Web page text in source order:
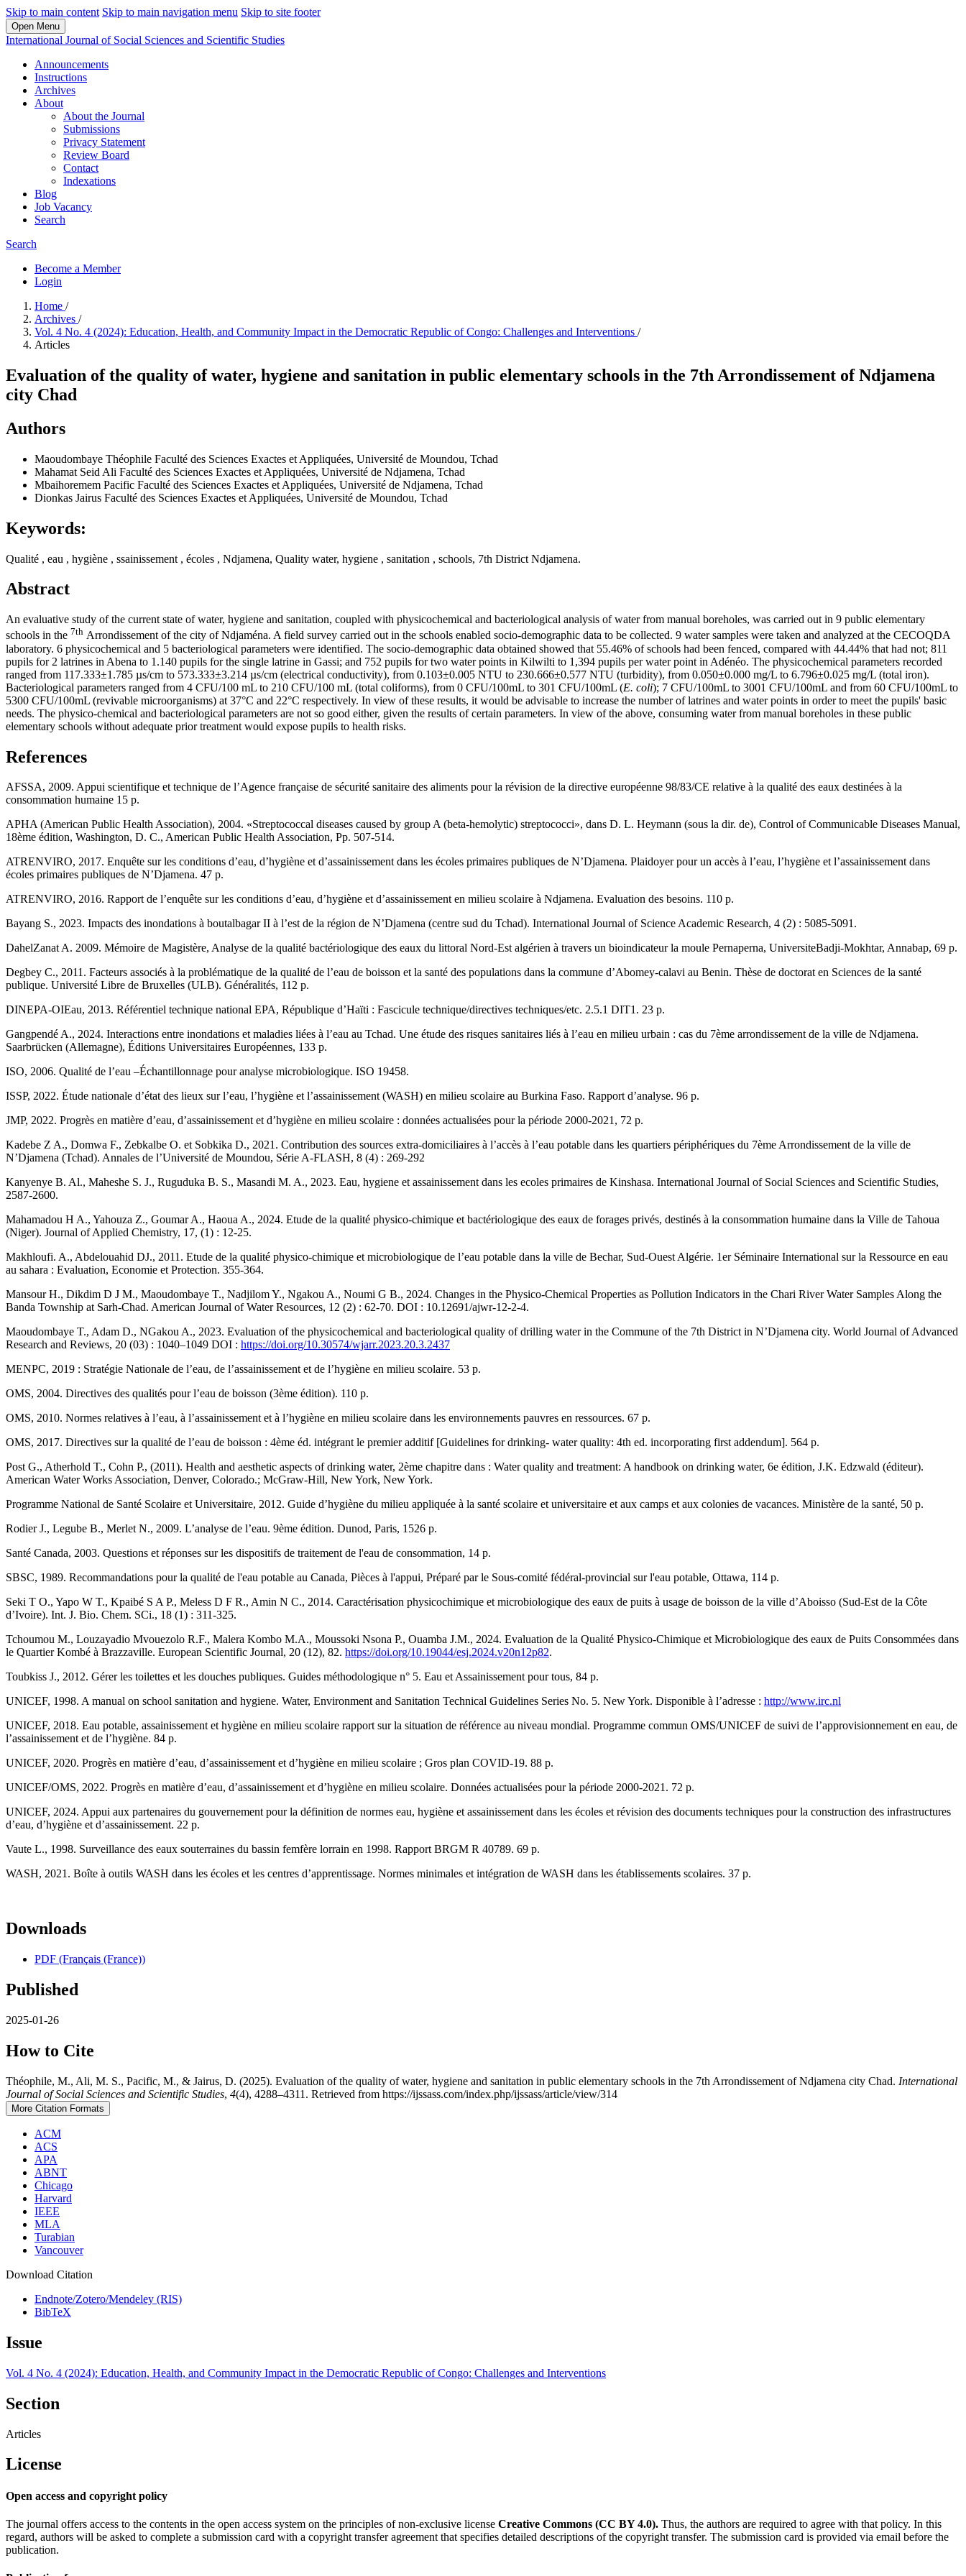
Skip to main content Skip to main navigation menu Skip to site footer
Open Menu
International Journal of Social Sciences and Scientific Studies
Announcements
Instructions
Archives
About
About the Journal
Submissions
Privacy Statement
Review Board
Contact
Indexations
Blog
Job Vacancy
Search
Search
Become a Member
Login
Home /
Archives /
Vol. 4 No. 4 (2024): Education, Health, and Community Impact in the Democratic Republic of Congo: Challenges and Interventions /
Articles
Evaluation of the quality of water, hygiene and sanitation in public elementary schools in the 7th Arrondissement of Ndjamena
city Chad
Authors
Maoudombaye Théophile Faculté des Sciences Exactes et Appliquées, Université de Moundou, Tchad
Mahamat Seid Ali Faculté des Sciences Exactes et Appliquées, Université de Ndjamena, Tchad
Mbaihoremem Pacific Faculté des Sciences Exactes et Appliquées, Université de Ndjamena, Tchad
Dionkas Jairus Faculté des Sciences Exactes et Appliquées, Université de Moundou, Tchad
Keywords:
Qualité , eau , hygiène , ssainissement , écoles , Ndjamena, Quality water, hygiene , sanitation , schools, 7th District Ndjamena.
Abstract
An evaluative study of the current state of water, hygiene and sanitation, coupled with physicochemical and bacteriological analysis of water from manual boreholes, was carried out in 9 public elementary
schools in the 7th Arrondissement of the city of Ndjaména. A field survey carried out in the schools enabled socio-demographic data to be collected. 9 water samples were taken and analyzed at the CECOQDA
laboratory. 6 physicochemical and 5 bacteriological parameters were identified. The socio-demographic data obtained showed that 55.46% of schools had been fenced, compared with 44.44% that had not; 811
pupils for 2 latrines in Abena to 1.140 pupils for the single latrine in Gassi; and 752 pupils for two water points in Kilwilti to 1,394 pupils per water point in Adénéo. The physicochemical parameters recorded
ranged from 117.333±1.785 µs/cm to 573.333±3.214 µs/cm (electrical conductivity), from 0.103±0.005 NTU to 230.666±0.577 NTU (turbidity), from 0.050±0.000 mg/L to 6.796±0.025 mg/L (total iron).
Bacteriological parameters ranged from 4 CFU/100 mL to 210 CFU/100 mL (total coliforms), from 0 CFU/100mL to 301 CFU/100mL (E. coli); 7 CFU/100mL to 3001 CFU/100mL and from 60 CFU/100mL to
5300 CFU/100mL (revivable microorganisms) at 37°C and 22°C respectively. In view of these results, it would be advisable to increase the number of latrines and water points in order to meet the pupils' basic
needs. The physico-chemical and bacteriological parameters are not so good either, given the results of certain parameters. In view of the above, consuming water from manual boreholes in these public
elementary schools without adequate prior treatment would expose pupils to health risks.
References
AFSSA, 2009. Appui scientifique et technique de l’Agence française de sécurité sanitaire des aliments pour la révision de la directive européenne 98/83/CE relative à la qualité des eaux destinées à la
consommation humaine 15 p.
APHA (American Public Health Association), 2004. «Streptococcal diseases caused by group A (beta-hemolytic) streptococci», dans D. L. Heymann (sous la dir. de), Control of Communicable Diseases Manual,
18ème édition, Washington, D. C., American Public Health Association, Pp. 507-514.
ATRENVIRO, 2017. Enquête sur les conditions d’eau, d’hygiène et d’assainissement dans les écoles primaires publiques de N’Djamena. Plaidoyer pour un accès à l’eau, l’hygiène et l’assainissement dans
écoles primaires publiques de N’Djamena. 47 p.
ATRENVIRO, 2016. Rapport de l’enquête sur les conditions d’eau, d’hygiène et d’assainissement en milieu scolaire à Ndjamena. Evaluation des besoins. 110 p.
Bayang S., 2023. Impacts des inondations à boutalbagar II à l’est de la région de N’Djamena (centre sud du Tchad). International Journal of Science Academic Research, 4 (2) : 5085-5091.
DahelZanat A. 2009. Mémoire de Magistère, Analyse de la qualité bactériologique des eaux du littoral Nord-Est algérien à travers un bioindicateur la moule Pernaperna, UniversiteBadji-Mokhtar, Annabap, 69 p.
Degbey C., 2011. Facteurs associés à la problématique de la qualité de l’eau de boisson et la santé des populations dans la commune d’Abomey-calavi au Benin. Thèse de doctorat en Sciences de la santé
publique. Université Libre de Bruxelles (ULB). Généralités, 112 p.
DINEPA-OIEau, 2013. Référentiel technique national EPA, République d’Haïti : Fascicule technique/directives techniques/etc. 2.5.1 DIT1. 23 p.
Gangpendé A., 2024. Interactions entre inondations et maladies liées à l’eau au Tchad. Une étude des risques sanitaires liés à l’eau en milieu urbain : cas du 7ème arrondissement de la ville de Ndjamena.
Saarbrücken (Allemagne), Éditions Universitaires Européennes, 133 p.
ISO, 2006. Qualité de l’eau –Échantillonnage pour analyse microbiologique. ISO 19458.
ISSP, 2022. Étude nationale d’état des lieux sur l’eau, l’hygiène et l’assainissement (WASH) en milieu scolaire au Burkina Faso. Rapport d’analyse. 96 p.
JMP, 2022. Progrès en matière d’eau, d’assainissement et d’hygiène en milieu scolaire : données actualisées pour la période 2000-2021, 72 p.
Kadebe Z A., Domwa F., Zebkalbe O. et Sobkika D., 2021. Contribution des sources extra-domiciliaires à l’accès à l’eau potable dans les quartiers périphériques du 7ème Arrondissement de la ville de
N’Djamena (Tchad). Annales de l’Université de Moundou, Série A-FLASH, 8 (4) : 269-292
Kanyenye B. Al., Maheshe S. J., Ruguduka B. S., Masandi M. A., 2023. Eau, hygiene et assainissement dans les ecoles primaires de Kinshasa. International Journal of Social Sciences and Scientific Studies,
2587-2600.
Mahamadou H A., Yahouza Z., Goumar A., Haoua A., 2024. Etude de la qualité physico-chimique et bactériologique des eaux de forages privés, destinés à la consommation humaine dans la Ville de Tahoua
(Niger). Journal of Applied Chemistry, 17, (1) : 12-25.
Makhloufi. A., Abdelouahid DJ., 2011. Etude de la qualité physico-chimique et microbiologique de l’eau potable dans la ville de Bechar, Sud-Ouest Algérie. 1er Séminaire International sur la Ressource en eau
au sahara : Evaluation, Economie et Protection. 355-364.
Mansour H., Dikdim D J M., Maoudombaye T., Nadjilom Y., Ngakou A., Noumi G B., 2024. Changes in the Physico-Chemical Properties as Pollution Indicators in the Chari River Water Samples Along the
Banda Township at Sarh-Chad. American Journal of Water Resources, 12 (2) : 62-70. DOI : 10.12691/ajwr-12-2-4.
Maoudombaye T., Adam D., NGakou A., 2023. Evaluation of the physicochemical and bacteriological quality of drilling water in the Commune of the 7th District in N’Djamena city. World Journal of Advanced
Research and Reviews, 20 (03) : 1040–1049 DOI : https://doi.org/10.30574/wjarr.2023.20.3.2437
MENPC, 2019 : Stratégie Nationale de l’eau, de l’assainissement et de l’hygiène en milieu scolaire. 53 p.
OMS, 2004. Directives des qualités pour l’eau de boisson (3ème édition). 110 p.
OMS, 2010. Normes relatives à l’eau, à l’assainissement et à l’hygiène en milieu scolaire dans les environnements pauvres en ressources. 67 p.
OMS, 2017. Directives sur la qualité de l’eau de boisson : 4ème éd. intégrant le premier additif [Guidelines for drinking- water quality: 4th ed. incorporating first addendum]. 564 p.
Post G., Atherhold T., Cohn P., (2011). Health and aesthetic aspects of drinking water, 2ème chapitre dans : Water quality and treatment: A handbook on drinking water, 6e édition, J.K. Edzwald (éditeur).
American Water Works Association, Denver, Colorado.; McGraw-Hill, New York, New York.
Programme National de Santé Scolaire et Universitaire, 2012. Guide d’hygiène du milieu appliquée à la santé scolaire et universitaire et aux camps et aux colonies de vacances. Ministère de la santé, 50 p.
Rodier J., Legube B., Merlet N., 2009. L’analyse de l’eau. 9ème édition. Dunod, Paris, 1526 p.
Santé Canada, 2003. Questions et réponses sur les dispositifs de traitement de l'eau de consommation, 14 p.
SBSC, 1989. Recommandations pour la qualité de l'eau potable au Canada, Pièces à l'appui, Préparé par le Sous-comité fédéral-provincial sur l'eau potable, Ottawa, 114 p.
Seki T O., Yapo W T., Kpaibé S A P., Meless D F R., Amin N C., 2014. Caractérisation physicochimique et microbiologique des eaux de puits à usage de boisson de la ville d’Aboisso (Sud-Est de la Côte
d’Ivoire). Int. J. Bio. Chem. SCi., 18 (1) : 311-325.
Tchoumou M., Louzayadio Mvouezolo R.F., Malera Kombo M.A., Moussoki Nsona P., Ouamba J.M., 2024. Evaluation de la Qualité Physico-Chimique et Microbiologique des eaux de Puits Consommées dans
le Quartier Kombé à Brazzaville. European Scientific Journal, 20 (12), 82. https://doi.org/10.19044/esj.2024.v20n12p82.
Toubkiss J., 2012. Gérer les toilettes et les douches publiques. Guides méthodologique n° 5. Eau et Assainissement pour tous, 84 p.
UNICEF, 1998. A manual on school sanitation and hygiene. Water, Environment and Sanitation Technical Guidelines Series No. 5. New York. Disponible à l’adresse : http://www.irc.nl
UNICEF, 2018. Eau potable, assainissement et hygiène en milieu scolaire rapport sur la situation de référence au niveau mondial. Programme commun OMS/UNICEF de suivi de l’approvisionnement en eau, de
l’assainissement et de l’hygiène. 84 p.
UNICEF, 2020. Progrès en matière d’eau, d’assainissement et d’hygiène en milieu scolaire ; Gros plan COVID-19. 88 p.
UNICEF/OMS, 2022. Progrès en matière d’eau, d’assainissement et d’hygiène en milieu scolaire. Données actualisées pour la période 2000-2021. 72 p.
UNICEF, 2024. Appui aux partenaires du gouvernement pour la définition de normes eau, hygiène et assainissement dans les écoles et révision des documents techniques pour la construction des infrastructures
d’eau, d’hygiène et d’assainissement. 22 p.
Vaute L., 1998. Surveillance des eaux souterraines du bassin femfère lorrain en 1998. Rapport BRGM R 40789. 69 p.
WASH, 2021. Boîte à outils WASH dans les écoles et les centres d’apprentissage. Normes minimales et intégration de WASH dans les établissements scolaires. 37 p.
Downloads
PDF (Français (France))
Published
2025-01-26
How to Cite
Théophile, M., Ali, M. S., Pacific, M., & Jairus, D. (2025). Evaluation of the quality of water, hygiene and sanitation in public elementary schools in the 7th Arrondissement of Ndjamena city Chad. International
Journal of Social Sciences and Scientific Studies, 4(4), 4288–4311. Retrieved from https://ijssass.com/index.php/ijssass/article/view/314
More Citation Formats
ACM
ACS
APA
ABNT
Chicago
Harvard
IEEE
MLA
Turabian
Vancouver
Download Citation
Endnote/Zotero/Mendeley (RIS)
BibTeX
Issue
Vol. 4 No. 4 (2024): Education, Health, and Community Impact in the Democratic Republic of Congo: Challenges and Interventions
Section
Articles
License
Open access and copyright policy
The journal offers access to the contents in the open access system on the principles of non-exclusive license Creative Commons (CC BY 4.0). Thus, the authors are required to agree with that policy. In this
regard, authors will be asked to complete a submission card with a copyright transfer agreement that specifies detailed descriptions of the copyright transfer. The submission card is provided via email before the
publication.